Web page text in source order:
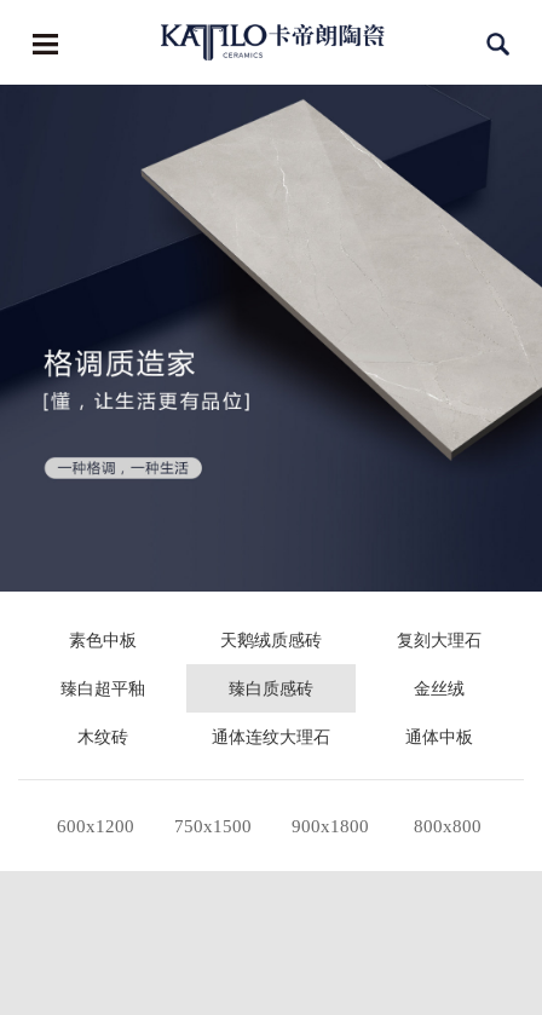
素色中板 天鹅绒质感砖 复刻大理石
臻白超平釉 臻白质感砖 金丝绒
木纹砖 通体连纹大理石 通体中板
600x1200 750x1500 900x1800 800x800